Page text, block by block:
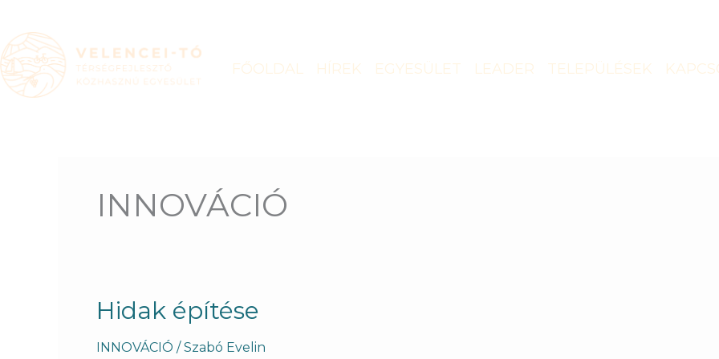
content
FŐOLDAL HÍREK EGYESÜLET LEADER TELEPÜLÉSEK
INNOVÁCIÓ
Hidak építése
INNOVÁCIÓ /Szabó Evelin
Hidak
építése